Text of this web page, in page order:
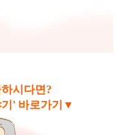
시다면?
' 바로가기▼